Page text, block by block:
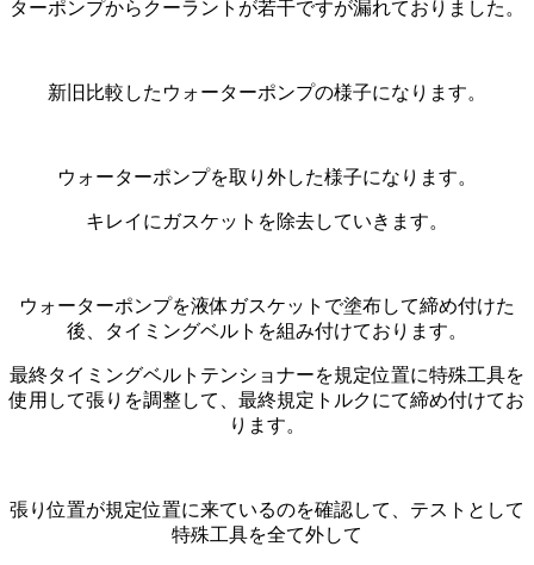
ターポンプからクーラントが若干ですが漏れておりました。
新旧比較したウォーターポンプの様子になります。
ウォーターポンプを取り外した様子になります。
キレイにガスケットを除去していきます。
ウォーターポンプを液体ガスケットで塗布して締め付けた
後、タイミングベルトを組み付けております。
最終タイミングベルトテンショナーを規定位置に特殊工具を
使用して張りを調整して、最終規定トルクにて締め付けてお
ります。
張り位置が規定位置に来ているのを確認して、テストとして
特殊工具を全て外して